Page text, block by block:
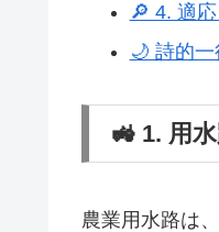
🔎 4. 適
🌙 詩的一
🚜 1. 用
農業用水路は